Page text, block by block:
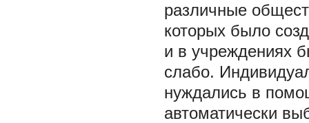
различные
которых было
и в учреждениях
слабо.
нуждались в
автоматически